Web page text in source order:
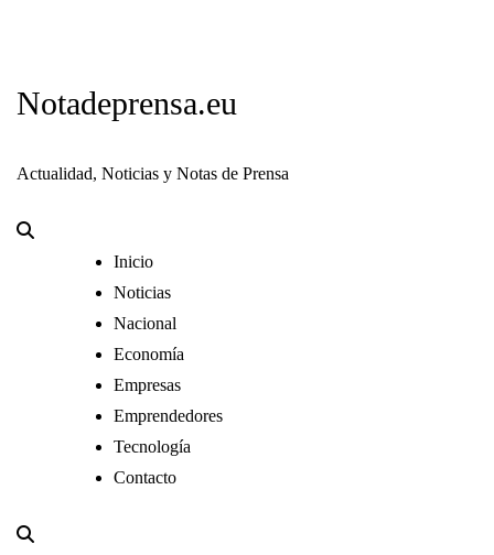
Notadeprensa.eu
Actualidad, Noticias y Notas de Prensa
Inicio
Noticias
Nacional
Economía
Empresas
Emprendedores
Tecnología
Contacto